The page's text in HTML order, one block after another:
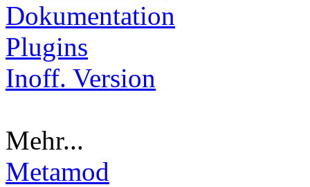
Dokumentation
Plugins
Inoff. Version
Mehr...
Metamod